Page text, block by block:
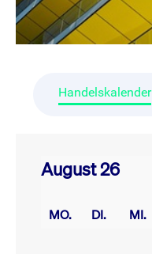
Handelskalender
August 26
MO. DI. MI.